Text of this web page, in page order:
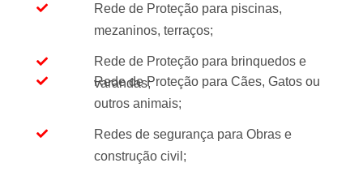
Rede de Proteção para piscinas,
mezaninos, terraços;
Rede de Proteção para brinquedos e
varandas;
Rede de Proteção para Cães, Gatos ou
outros animais;
Redes de segurança para Obras e
construção civil;